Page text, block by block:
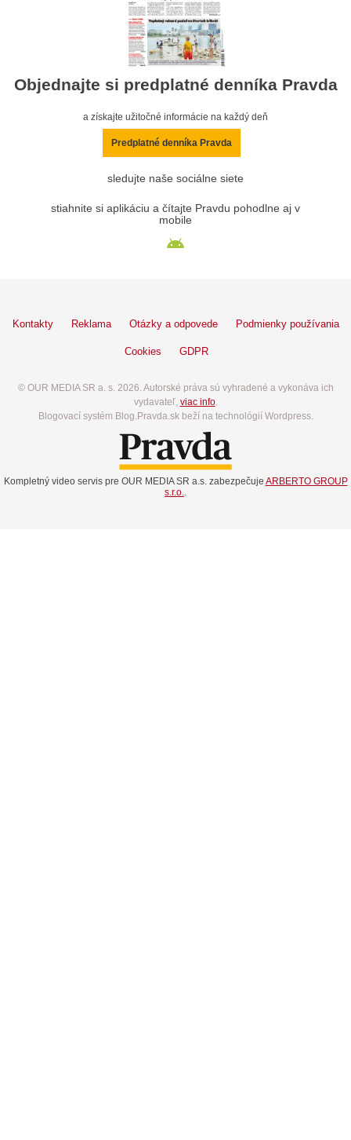
Objednajte si predplatné denníka Pravda
a získajte užitočné informácie na každý deň
Predplatné denníka Pravda
sledujte naše sociálne siete
stiahnite si aplikáciu a čítajte Pravdu pohodlne aj v
mobile
Kontakty Reklama Otázky a odpovede Podmienky používania
Cookies GDPR
© OUR MEDIA SR a. s. 2026. Autorské práva sú vyhradené a vykonáva ich
vydavateľ, viac info.
Blogovací systém Blog.Pravda.sk beží na technológií Wordpress.
Kompletný video servis pre OUR MEDIA SR a.s. zabezpečuje ARBERTO GROUP
s.r.o..